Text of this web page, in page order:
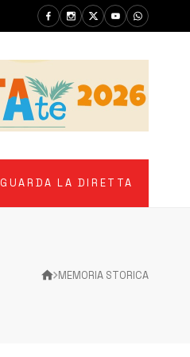
GUARDA LA DIRETTA
MEMORIA STORICA